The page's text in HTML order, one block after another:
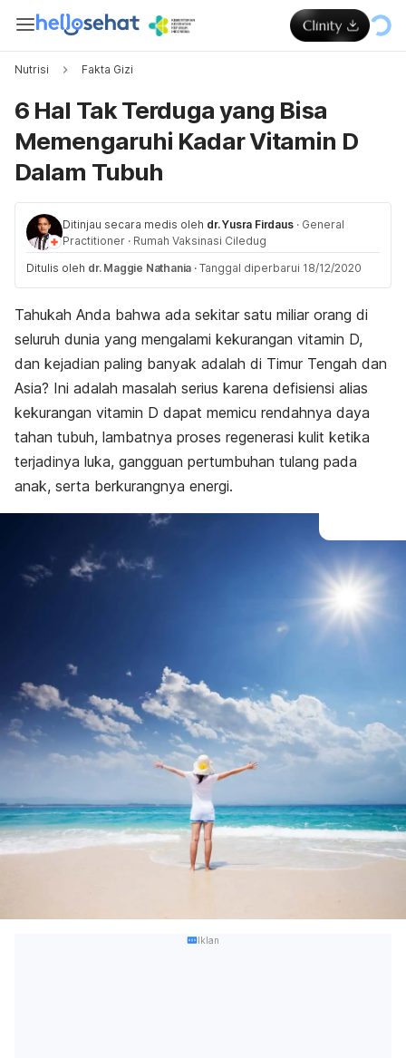
Nutrisi Fakta Gizi
6 Hal Tak Terduga yang Bisa
Memengaruhi Kadar Vitamin D
Dalam Tubuh
Ditinjau secara medis oleh dr. Yusra Firdaus · General
Practitioner · Rumah Vaksinasi Ciledug
Ditulis oleh dr. Maggie Nathania · Tanggal diperbarui 18/12/2020
Tahukah Anda bahwa ada sekitar satu miliar orang di
seluruh dunia yang mengalami kekurangan vitamin D,
dan kejadian paling banyak adalah di Timur Tengah dan
Asia? Ini adalah masalah serius karena defisiensi alias
kekurangan vitamin D dapat memicu rendahnya daya
tahan tubuh, lambatnya proses regenerasi kulit ketika
terjadinya luka, gangguan pertumbuhan tulang pada
anak, serta berkurangnya energi.
Iklan